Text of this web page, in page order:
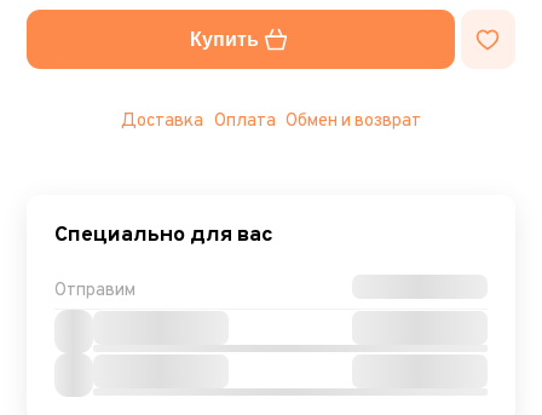
Купить
Доставка Оплата Обмен и возврат
Специально для вас
Отправим